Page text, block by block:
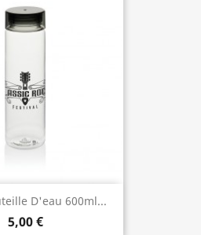
D'eau 600ml...
5,00 €